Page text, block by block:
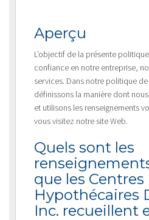
Aperçu
L’objectif de la présente
confiance en notre entreprise,
services. Dans notre politique
définissons la manière dont
et utilisons les renseignements
vous visitez notre site Web.
Quels sont les
que les Centres
Hypothécaires
Inc. recueillent